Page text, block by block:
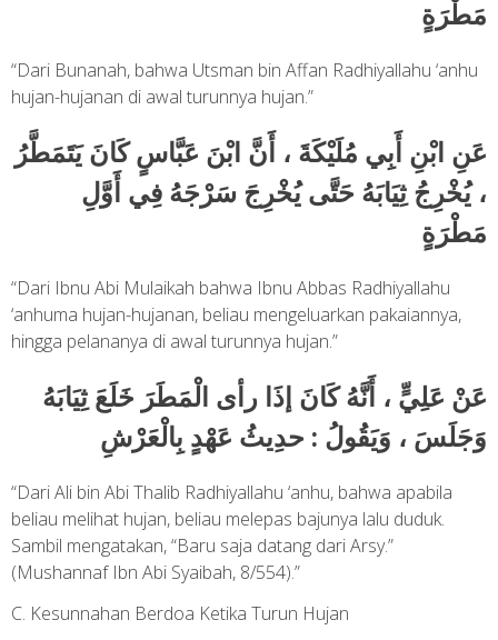
مَطْرَةٍ
“Dari Bunanah, bahwa Utsman bin Affan Radhiyallahu ‘anhu
hujan-hujanan di awal turunnya hujan.”
عَنِ ابْنِ أَبِي مُلَيْكَةَ ، أَنَّ ابْنَ عَبَّاسٍ كَانَ يَتَمَطَّرُ
، يُخْرِجُ ثِيَابَهُ حَتَّى يُخْرِجَ سَرْجَهُ فِي أَوَّلِ
مَطْرَةٍ
“Dari Ibnu Abi Mulaikah bahwa Ibnu Abbas Radhiyallahu
‘anhuma hujan-hujanan, beliau mengeluarkan pakaiannya,
hingga pelananya di awal turunnya hujan.”
عَنْ عَلِيٍّ ، أَنَّهُ كَانَ إذَا رأى الْمَطَرَ خَلَعَ ثِيَابَهُ
وَجَلَسَ ، وَيَقُولُ : حدِيثُ عَهْدٍ بِالْعَرْشِ
“Dari Ali bin Abi Thalib Radhiyallahu ‘anhu, bahwa apabila
beliau melihat hujan, beliau melepas bajunya lalu duduk.
Sambil mengatakan, “Baru saja datang dari Arsy.”
(Mushannaf Ibn Abi Syaibah, 8/554).”
C. Kesunnahan Berdoa Ketika Turun Hujan